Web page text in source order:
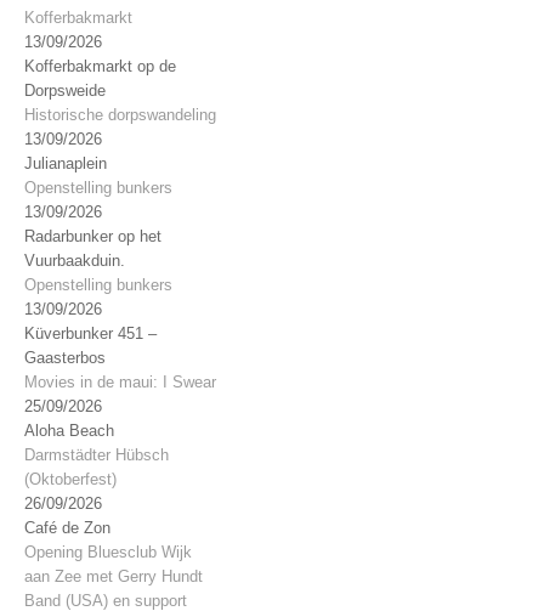
Kofferbakmarkt
13/09/2026
Kofferbakmarkt op de
Dorpsweide
Historische dorpswandeling
13/09/2026
Julianaplein
Openstelling bunkers
13/09/2026
Radarbunker op het
Vuurbaakduin.
Openstelling bunkers
13/09/2026
Küverbunker 451 –
Gaasterbos
Movies in de maui: I Swear
25/09/2026
Aloha Beach
Darmstädter Hübsch
(Oktoberfest)
26/09/2026
Café de Zon
Opening Bluesclub Wijk
aan Zee met Gerry Hundt
Band (USA) en support